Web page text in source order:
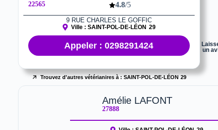
22565 4.8/5
9 RUE CHARLES LE GOFFIC
Ville :SAINT-POL-DE-LÉON 29
Appeler : 0298291424
un
Trouvez d'autres vétérianires à :SAINT-POL-DE-LÉON 29
Amélie LAFONT
27888